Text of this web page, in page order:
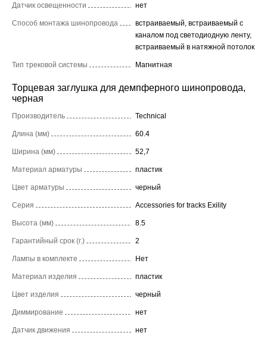
Датчик освещенности нет
Способ монтажа шинопровода
встраиваемый, встраиваемый с
каналом под светодиодную ленту,
встраиваемый в натяжной потолок
Тип трековой системы Магнитная
Торцевая заглушка для демпферного шинопровода,
черная
Производитель Technical
Длина (мм) 60.4
Ширина (мм) 52,7
Материал арматуры пластик
Цвет арматуры черный
Серия Accessories for tracks Exility
Высота (мм) 8.5
Гарантийный срок (г.) 2
Лампы в комплекте Нет
Материал изделия пластик
Цвет изделия черный
Диммирование нет
Датчик движения нет